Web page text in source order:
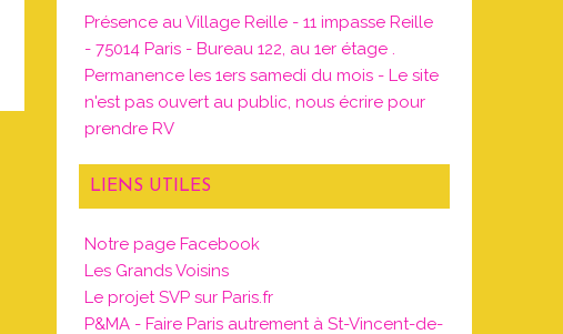
Présence au Village Reille - 11 impasse Reille
- 75014 Paris - Bureau 122, au 1er étage .
Permanence les 1ers samedi du mois - Le site
n'est pas ouvert au public, nous écrire pour
prendre RV
LIENS UTILES
Notre page Facebook
Les Grands Voisins
Le projet SVP sur Paris.fr
P&MA - Faire Paris autrement à St-Vincent-de-